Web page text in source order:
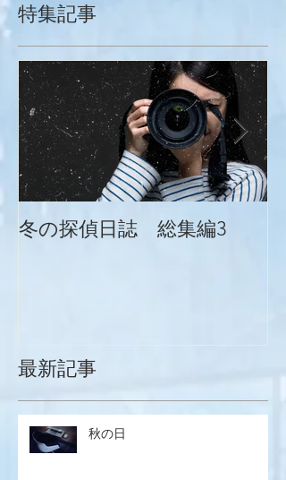
特集記事
冬の探偵日誌 総集編3
最新記事
秋の日